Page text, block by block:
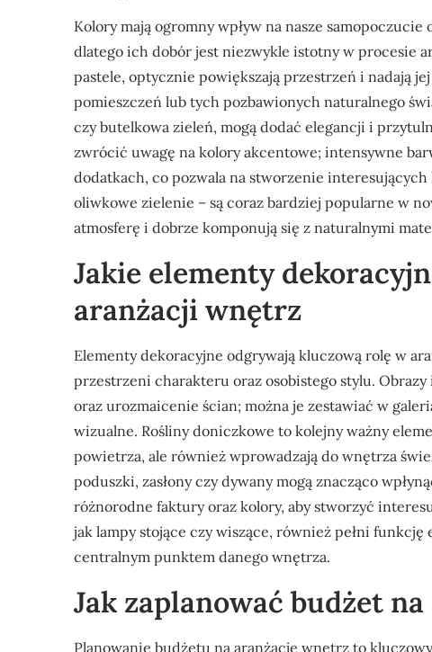
Kolory mają ogromny wpływ na nasze
dlatego ich dobór jest niezwykle istotny w procesie
pastele, optycznie powiększają przestrzeń i nadają
pomieszczeń lub tych pozbawionych naturalnego
czy butelkowa zieleń, mogą dodać elegancji i
zwrócić uwagę na kolory akcentowe; intensywne
dodatkach, co pozwala na stworzenie
oliwkowe zielenie – są coraz bardziej popularne w
atmosferę i dobrze komponują się z naturalnymi
Jakie elementy
aranżacji wnętrz
Elementy dekoracyjne odgrywają kluczową rolę w
przestrzeni charakteru oraz osobistego stylu.
oraz urozmaicenie ścian; można je zestawiać w
wizualne. Rośliny doniczkowe to kolejny ważny
powietrza, ale również wprowadzają do wnętrza
poduszki, zasłony czy dywany mogą znacząco
różnorodne faktury oraz kolory, aby stworzyć
jak lampy stojące czy wiszące, również pełni
centralnym punktem danego wnętrza.
Jak zaplanować budżet
Planowanie budżetu na aranżację wnętrz to